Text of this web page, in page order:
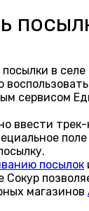
в
сервисом
ввести
посылок
Сокур
магазинов